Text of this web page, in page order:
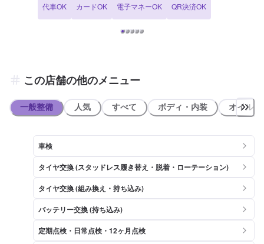
1名在籍しております。 お車の整備は、資格を持った整備士が責任
を持って対応させていただきます。
代車OK カードOK 電子マネーOK QR決済OK
この店舗の他のメニュー
一般整備 人気 すべて ボディ・内装 オイル類
車検
タイヤ交換 (スタッドレス履き替え・脱着・ローテーション)
タイヤ交換 (組み換え・持ち込み)
バッテリー交換 (持ち込み)
定期点検・日常点検・12ヶ月点検